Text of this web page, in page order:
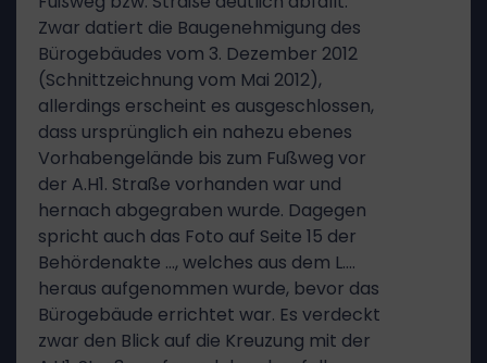
Zwar datiert die Baugenehmigung des
Bürogebäudes vom 3. Dezember 2012
(Schnittzeichnung vom Mai 2012),
allerdings erscheint es ausgeschlossen,
dass ursprünglich ein nahezu ebenes
Vorhabengelände bis zum Fußweg vor
der A.H1. Straße vorhanden war und
hernach abgegraben wurde. Dagegen
spricht auch das Foto auf Seite 15 der
Behördenakte …, welches aus dem L.…
heraus aufgenommen wurde, bevor das
Bürogebäude errichtet war. Es verdeckt
zwar den Blick auf die Kreuzung mit der